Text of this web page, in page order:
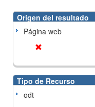
Origen del resultado
Página web
Tipo de Recurso
odt